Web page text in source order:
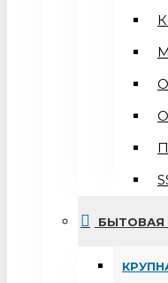
БЫТОВАЯ